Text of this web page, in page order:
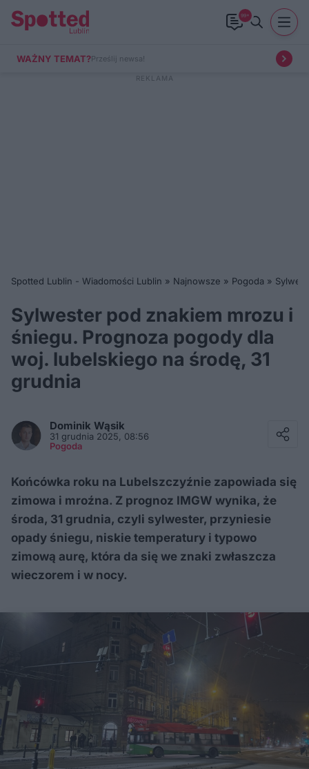
99+
WAŻNY TEMAT?Prześlij newsa!
Spotted Lublin - Wiadomości Lublin » Najnowsze » Pogoda »
Sylwester pod znakiem mrozu i
śniegu. Prognoza pogody dla
woj. lubelskiego na środę, 31
grudnia
Dominik Wąsik
31 grudnia 2025, 08:56
Pogoda
Końcówka roku na Lubelszczyźnie zapowiada się
zimowa i mroźna. Z prognoz IMGW wynika, że
środa, 31 grudnia, czyli sylwester, przyniesie
opady śniegu, niskie temperatury i typowo
zimową aurę, która da się we znaki zwłaszcza
wieczorem i w nocy.